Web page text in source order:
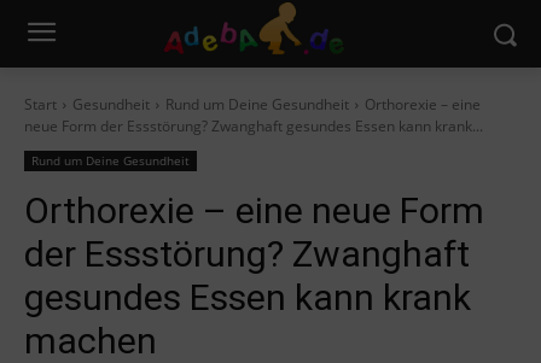
Start Gesundheit Rund um Deine Gesundheit
Orthorexie – eine
neue Form der Essstörung? Zwanghaft gesundes Essen kann krank...
Rund um Deine Gesundheit
Orthorexie – eine neue Form
der Essstörung? Zwanghaft
gesundes Essen kann krank
machen